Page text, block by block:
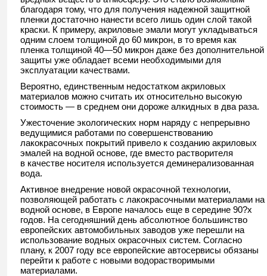
благодаря тому, что для получения надежной защитной
пленки достаточно нанести всего лишь один слой такой
краски. К примеру, акриловые эмали могут укладываться
одним слоем толщиной до 60 микрон, в то время как
пленка толщиной 40—50 микрон даже без дополнительной
защиты уже обладает всеми необходимыми для
эксплуатации качествами.
Вероятно, единственным недостатком акриловых
материалов можно считать их относительно высокую
стоимость — в среднем они дороже алкидных в два раза.
Ужесточение экологических норм наряду с непрерывно
ведущимися работами по совершенствованию
лакокрасочных покрытий привело к созданию акриловых
эмалей на водной основе, где вместо растворителя
в качестве носителя используется деминерализованная
вода.
Активное внедрение новой окрасочной технологии,
позволяющей работать с лакокрасочными материалами на
водной основе, в Европе началось еще в середине 90?х
годов. На сегодняшний день абсолютное большинство
европейских автомобильных заводов уже перешли на
использование водных окрасочных систем. Согласно
плану, к 2007 году все европейские автосервисы обязаны
перейти к работе с новыми водорастворимыми
материалами.